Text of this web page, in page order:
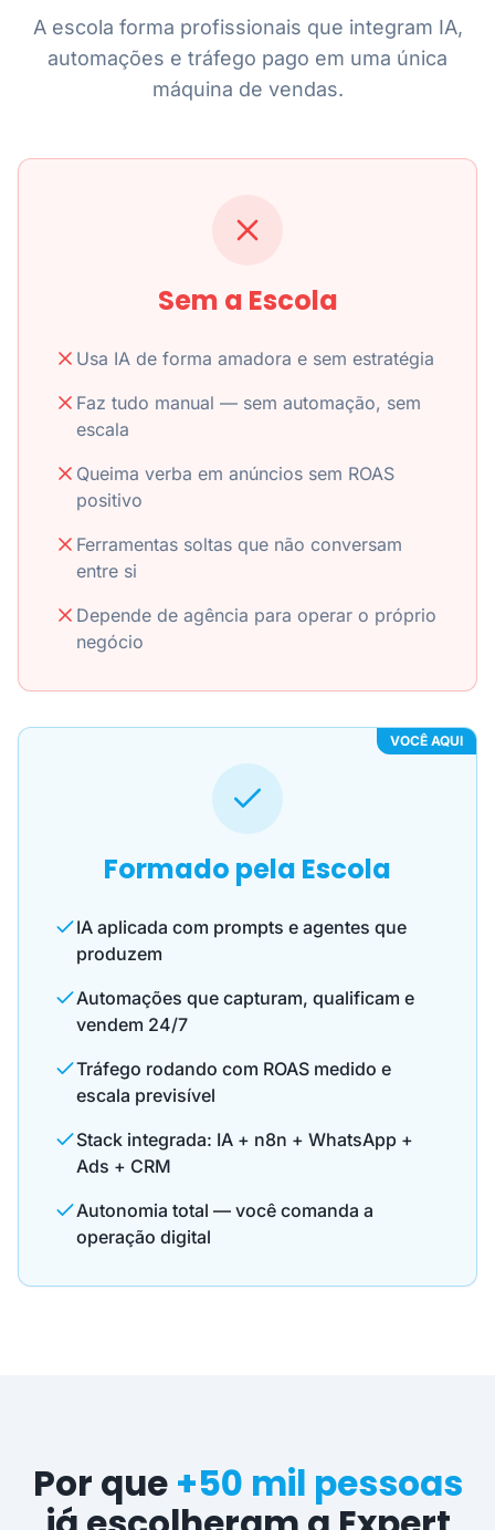
A escola forma profissionais que integram IA,
automações e tráfego pago em uma única
máquina de vendas.
Sem a Escola
Usa IA de forma amadora e sem estratégia
Faz tudo manual — sem automação, sem
escala
Queima verba em anúncios sem ROAS
positivo
Ferramentas soltas que não conversam
entre si
Depende de agência para operar o próprio
negócio
VOCÊ AQUI
Formado pela Escola
IA aplicada com prompts e agentes que
produzem
Automações que capturam, qualificam e
vendem 24/7
Tráfego rodando com ROAS medido e
escala previsível
Stack integrada: IA + n8n + WhatsApp +
Ads + CRM
Autonomia total — você comanda a
operação digital
Por que +50 mil pessoas